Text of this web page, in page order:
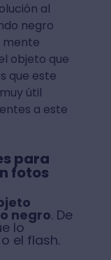
al
negro
mente
objeto que
que este
útil
a este
para
fotos
negro. De
lo
el flash.